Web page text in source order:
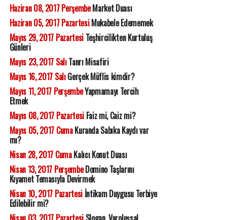
Haziran 08, 2017 PerşembeMarket Duası
Haziran 05, 2017 PazartesiMukabele Edememek
Mayıs 29, 2017 PazartesiTeşhircilikten Kurtuluş
Günleri
Mayıs 23, 2017 SalıTanrı Misafiri
Mayıs 16, 2017 SalıGerçek Müflis kimdir?
Mayıs 11, 2017 PerşembeYapmamayı Tercih
Etmek
Mayıs 08, 2017 PazartesiFaiz mi, Caiz mi?
Mayıs 05, 2017 CumaKuranda Sabıka Kaydı var
mı?
Nisan 28, 2017 CumaKalıcı Konut Duası
Nisan 13, 2017 PerşembeDomino Taşlarını
Kıyamet Temasıyla Devirmek
Nisan 10, 2017 Pazartesiİntikam Duygusu Terbiye
Edilebilir mi?